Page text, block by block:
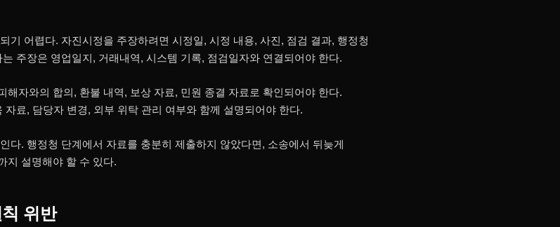
기 어렵다. 자진시정을 주장하려면 시정일, 시정 내용, 사진, 점검 결과, 행정청
주장은 영업일지, 거래내역, 시스템 기록, 점검일자와 연결되어야 한다.
해자와의 합의, 환불 내역, 보상 자료, 민원 종결 자료로 확인되어야 한다.
료, 담당자 변경, 외부 위탁 관리 여부와 함께 설명되어야 한다.
다. 행정청 단계에서 자료를 충분히 제출하지 않았다면, 소송에서 뒤늦게
지 설명해야 할 수 있다.
위반